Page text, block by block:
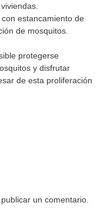
estancamiento de
de mosquitos.
protegerse
y disfrutar
de esta proliferación
un comentario.